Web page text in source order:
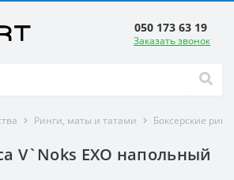
050 173 63 19
Заказать звонок
Ринги, маты и татами Боксерские
V`Noks EXO напольный